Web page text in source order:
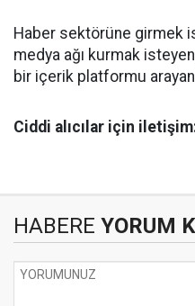
Haber sektörüne girmek
medya ağı kurmak
bir içerik platformu
Ciddi alıcılar için
HABERE YORUM